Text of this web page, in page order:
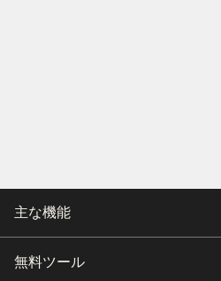
主な機能
無料ツール